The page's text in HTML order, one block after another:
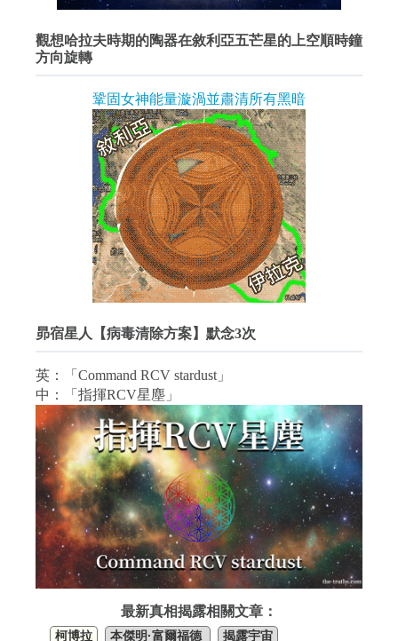
觀想哈拉夫時期的陶器在敘利亞五芒星的上空順時鐘
方向旋轉
鞏固女神能量漩渦並肅清所有黑暗
昴宿星人【病毒清除方案】默念3次
英：「Command RCV stardust」
中：「指揮RCV星塵」
最新真相揭露相關文章：
柯博拉 本傑明·富爾福德 揭露宇宙